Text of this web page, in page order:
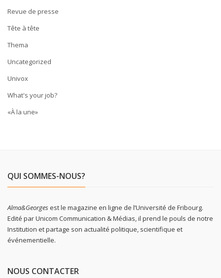
Revue de presse
Tête à tête
Thema
Uncategorized
Univox
What's your job?
«À la une»
QUI SOMMES-NOUS?
Alma&Georgesest le magazine en ligne de l’Université de Fribourg.
Edité par Unicom Communication & Médias, il prend le pouls de notre
Institution et partage son actualité politique, scientifique et
événementielle.
NOUS CONTACTER